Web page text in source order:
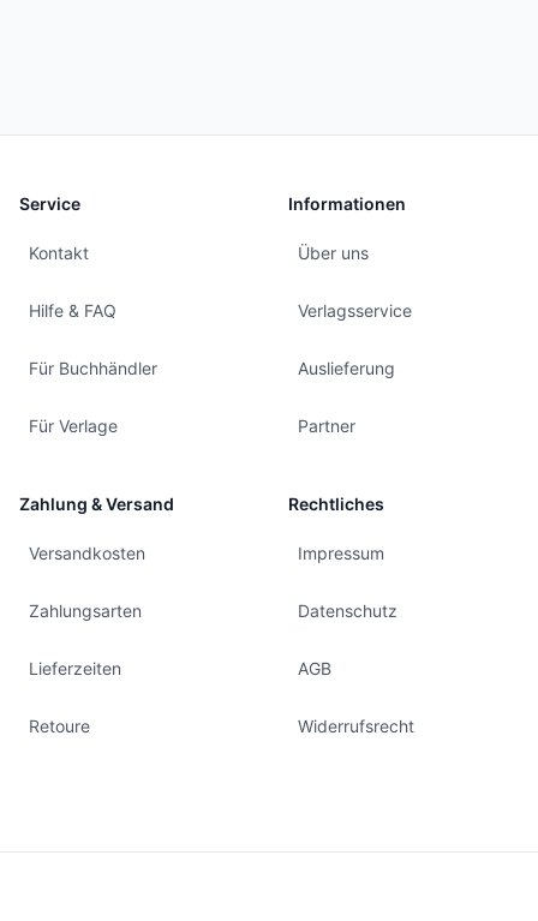
Service
Kontakt
Hilfe & FAQ
Für Buchhändler
Für Verlage
Informationen
Über uns
Verlagsservice
Auslieferung
Partner
Zahlung & Versand
Versandkosten
Zahlungsarten
Lieferzeiten
Retoure
Rechtliches
Impressum
Datenschutz
AGB
Widerrufsrecht